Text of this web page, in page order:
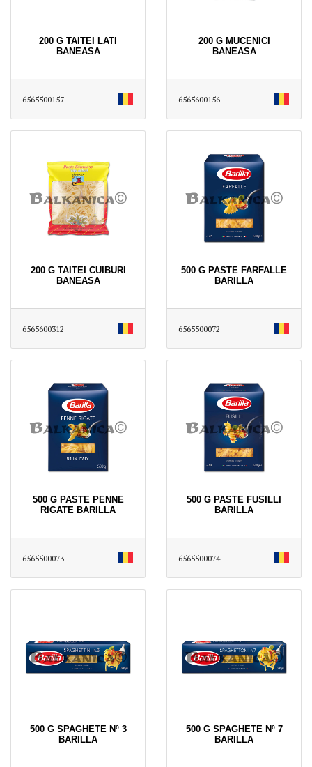
200 G TAITEI LATI
BANEASA
6565500157
200 G MUCENICI
BANEASA
6565600156
200 G TAITEI CUIBURI
BANEASA
6565600312
500 G PASTE FARFALLE
BARILLA
6565500072
500 G PASTE PENNE
RIGATE BARILLA
6565500073
500 G PASTE FUSILLI
BARILLA
6565500074
500 G SPAGHETE Nº 3
BARILLA
500 G SPAGHETE Nº 7
BARILLA